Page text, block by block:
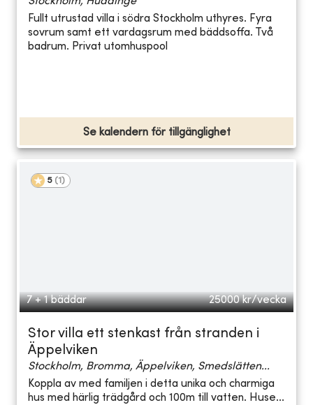
Fullt utrustad villa i södra Stockholm uthyres. Fyra
sovrum samt ett vardagsrum med bäddsoffa. Två
badrum. Privat utomhuspool
Se kalendern för tillgänglighet
5 (1 )
7 + 1 bäddar 25000 kr/vecka
Stor villa ett stenkast från stranden i
Äppelviken
Stockholm, Bromma, Äppelviken, Smedslätten...
Koppla av med familjen i detta unika och charmiga
hus med härlig trädgård och 100m till vatten. Huse...